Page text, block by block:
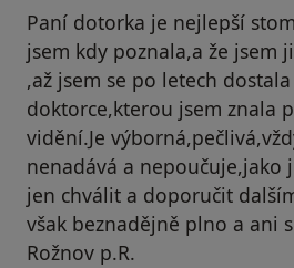
Paní dotorka je nejlepší
jsem kdy poznala,a že jsem
,až jsem se po letech
doktorce,kterou jsem znala
vidění.Je
nenadává a nepoučuje,jako
jen chválit a doporučit
však beznadějně plno a ani
Rožnov p.R.